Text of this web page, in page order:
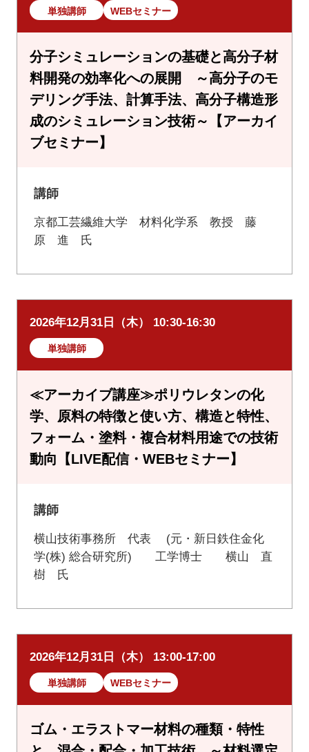
単独講師 WEBセミナー
分子シミュレーションの基礎と高分子材
料開発の効率化への展開 ～高分子のモ
デリング手法、計算手法、高分子構造形
成のシミュレーション技術～【アーカイ
ブセミナー】
講師
京都工芸繊維大学 材料化学系 教授 藤
原 進 氏
2026年12月31日（木） 10:30-16:30
単独講師
≪アーカイブ講座≫ポリウレタンの化
学、原料の特徴と使い方、構造と特性、
フォーム・塗料・複合材料用途での技術
動向【LIVE配信・WEBセミナー】
講師
横山技術事務所 代表 (元・新日鉄住金化
学(株) 総合研究所) 工学博士 横山 直
樹 氏
2026年12月31日（木） 13:00-17:00
単独講師 WEBセミナー
ゴム・エラストマー材料の種類・特性